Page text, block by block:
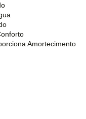
Amortecimento